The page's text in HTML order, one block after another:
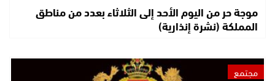
موجة حر من اليوم الأحد إلى الثلاثاء بعدد من مناطق
المملكة (نشرة إنذارية)
مجتمع